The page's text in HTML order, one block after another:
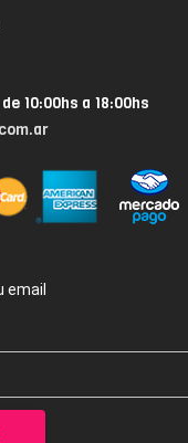
10:00hs a 18:00hs
email